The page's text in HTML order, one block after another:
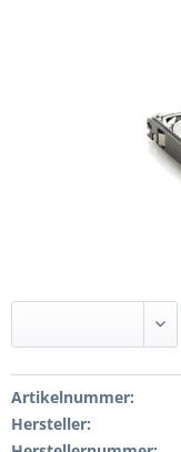
Artikelnummer:
Hersteller: